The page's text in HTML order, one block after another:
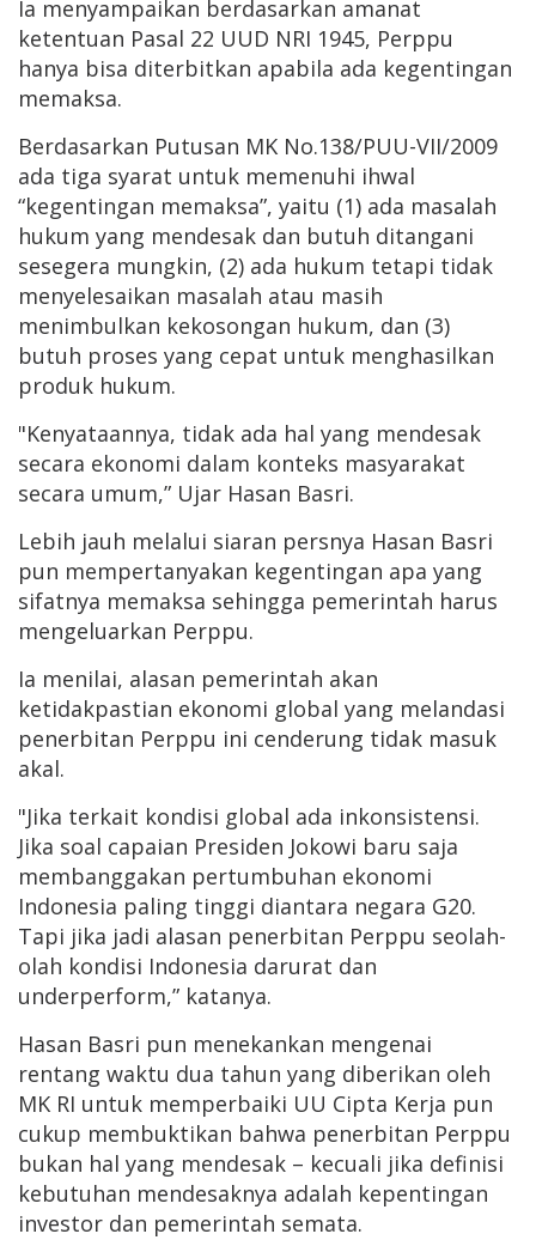
Ia menyampaikan berdasarkan amanat
ketentuan Pasal 22 UUD NRI 1945, Perppu
hanya bisa diterbitkan apabila ada kegentingan
memaksa.
Berdasarkan Putusan MK No.138/PUU-VII/2009
ada tiga syarat untuk memenuhi ihwal
“kegentingan memaksa”, yaitu (1) ada masalah
hukum yang mendesak dan butuh ditangani
sesegera mungkin, (2) ada hukum tetapi tidak
menyelesaikan masalah atau masih
menimbulkan kekosongan hukum, dan (3)
butuh proses yang cepat untuk menghasilkan
produk hukum.
"Kenyataannya, tidak ada hal yang mendesak
secara ekonomi dalam konteks masyarakat
secara umum,” Ujar Hasan Basri.
Lebih jauh melalui siaran persnya Hasan Basri
pun mempertanyakan kegentingan apa yang
sifatnya memaksa sehingga pemerintah harus
mengeluarkan Perppu.
Ia menilai, alasan pemerintah akan
ketidakpastian ekonomi global yang melandasi
penerbitan Perppu ini cenderung tidak masuk
akal.
"Jika terkait kondisi global ada inkonsistensi.
Jika soal capaian Presiden Jokowi baru saja
membanggakan pertumbuhan ekonomi
Indonesia paling tinggi diantara negara G20.
Tapi jika jadi alasan penerbitan Perppu seolah-
olah kondisi Indonesia darurat dan
underperform,” katanya.
Hasan Basri pun menekankan mengenai
rentang waktu dua tahun yang diberikan oleh
MK RI untuk memperbaiki UU Cipta Kerja pun
cukup membuktikan bahwa penerbitan Perppu
bukan hal yang mendesak – kecuali jika definisi
kebutuhan mendesaknya adalah kepentingan
investor dan pemerintah semata.